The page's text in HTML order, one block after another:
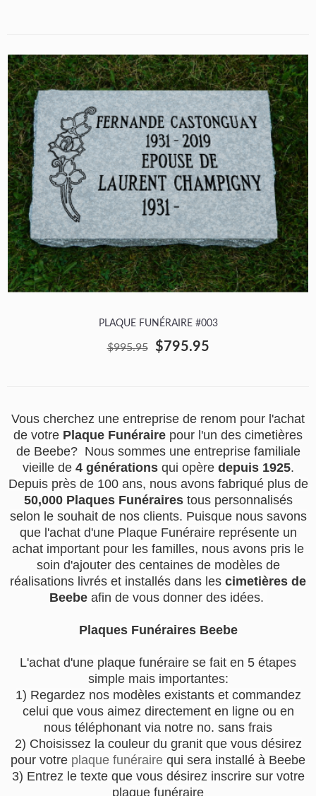
PLAQUE FUNÉRAIRE #003
$995.95 $795.95
Vous cherchez une entreprise de renom pour l'achat
de votre Plaque Funéraire pour l'un des cimetières
de Beebe? Nous sommes une entreprise familiale
vieille de 4 générationsqui opère depuis 1925.
Depuis près de 100 ans, nous avons fabriqué plus de
50,000 Plaques Funérairestous personnalisés
selon le souhait de nos clients. Puisque nous savons
que l'achat d'une Plaque Funéraire représente un
achat important pour les familles, nous avons pris le
soin d'ajouter des centaines de modèles de
réalisations livrés et installés dans les cimetières de
Beebeafin de vous donner des idées.
Plaques Funéraires Beebe
L'achat d'une plaque funéraire se fait en 5 étapes
simple mais importantes:
1) Regardez nos modèles existants et commandez
celui que vous aimez directement en ligne ou en
nous téléphonant via notre no. sans frais
2) Choisissez la couleur du granit que vous désirez
pour votre plaque funéraire qui sera installé à Beebe
3) Entrez le texte que vous désirez inscrire sur votre
plaque funéraire